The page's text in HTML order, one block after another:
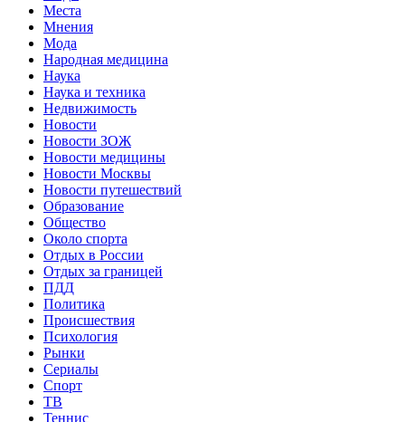
Места
Мнения
Мода
Народная медицина
Наука
Наука и техника
Недвижимость
Новости
Новости ЗОЖ
Новости медицины
Новости Москвы
Новости путешествий
Образование
Общество
Около спорта
Отдых в России
Отдых за границей
ПДД
Политика
Происшествия
Психология
Рынки
Сериалы
Спорт
ТВ
Теннис